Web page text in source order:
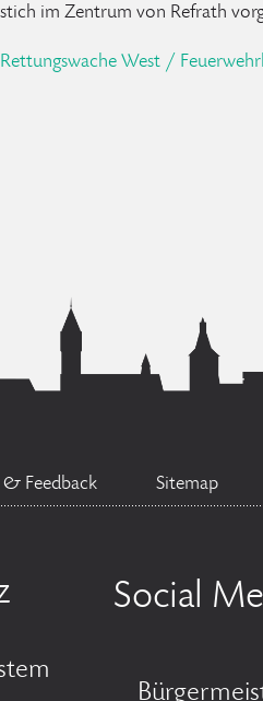
im Zentrum von Refrath
West /
Feedback Sitemap
Social